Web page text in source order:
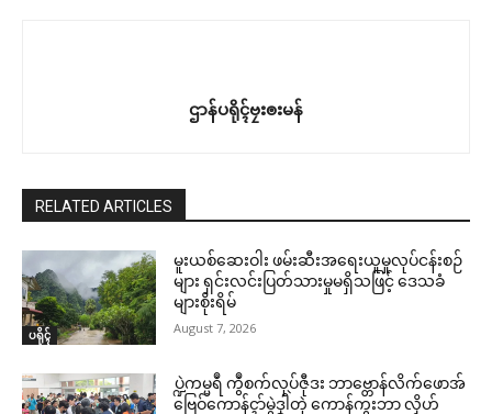
ဌာန်ပရိုၚ်ဗၠးၜးမန်
RELATED ARTICLES
ပရိုၚ်
မူးယစ်ဆေးဝါး ဖမ်းဆီးအရေးယူမှုလုပ်ငန်းစဉ်
များ ရှင်းလင်းပြတ်သားမှုမရှိသဖြင့် ဒေသခံ
များစိုးရိမ်
August 7, 2026
ပ္ဍဲကမ္မရဳ ကွဳစက်လုပ်ဇီုဒး ဘာဗ္တောန်လိက်ဖောအ်
ဗြေဝ်ကောန်ၚာ်မွဲဒၞါဲတုဲ ကောန်ကွးဘာ လၟိဟ်